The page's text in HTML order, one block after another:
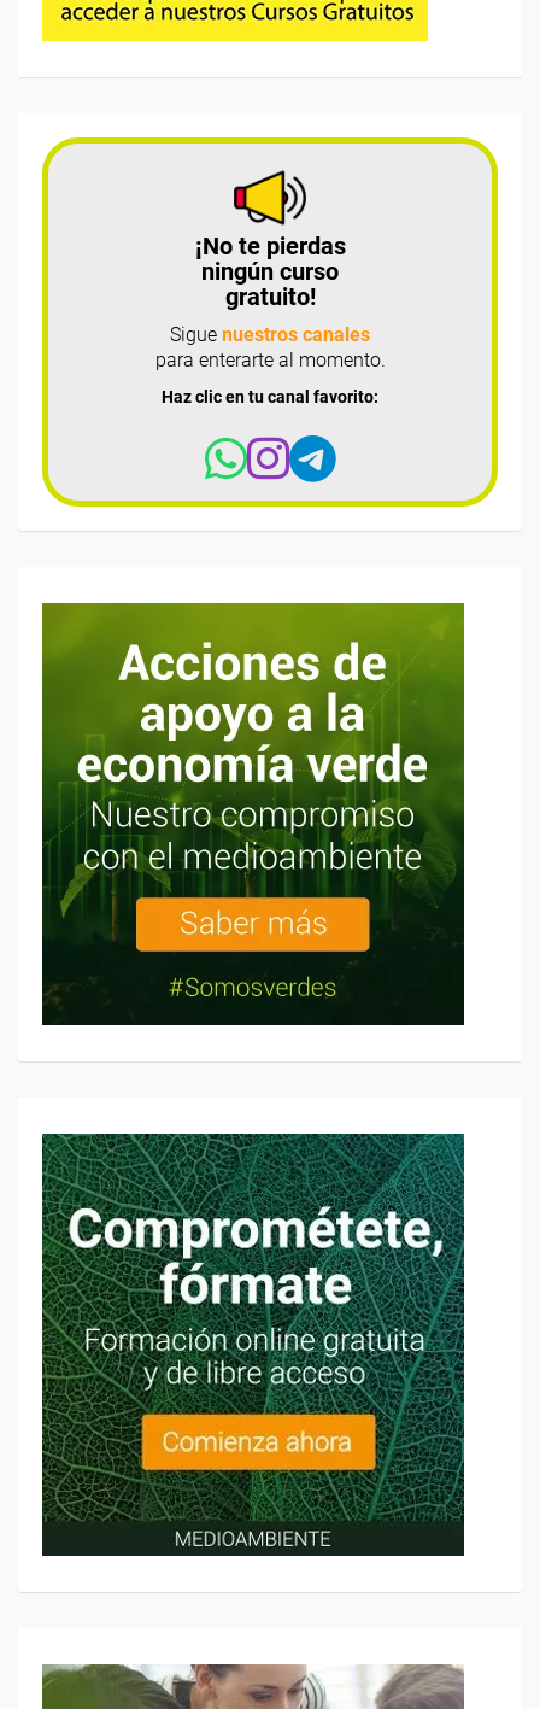
¡No te pierdas
ningún curso
gratuito!
Sigue nuestros canales
para enterarte al momento.
Haz clic en tu canal favorito: